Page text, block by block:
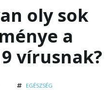
oly sok
a
vírusnak?
EGÉSZSÉG